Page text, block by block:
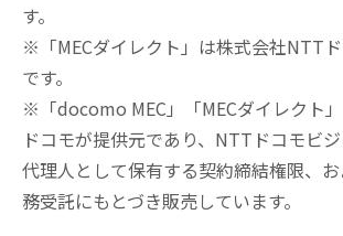
す。
※「MECダイレクト」は株式会社NTT
です。
※「docomo MEC」「MECダイレクト
ドコモが提供元であり、NTTドコモビ
代理人として保有する契約締結権限、
務受託にもとづき販売しています。